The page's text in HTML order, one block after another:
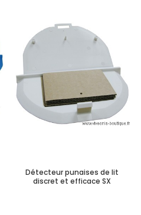
Détecteur punaises de lit
discret et efficace SX